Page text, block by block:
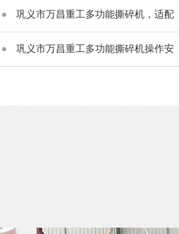
障详...巩义市万昌重工多功能撕碎机，适配
多种...巩义市万昌重工多功能撕碎机操作安